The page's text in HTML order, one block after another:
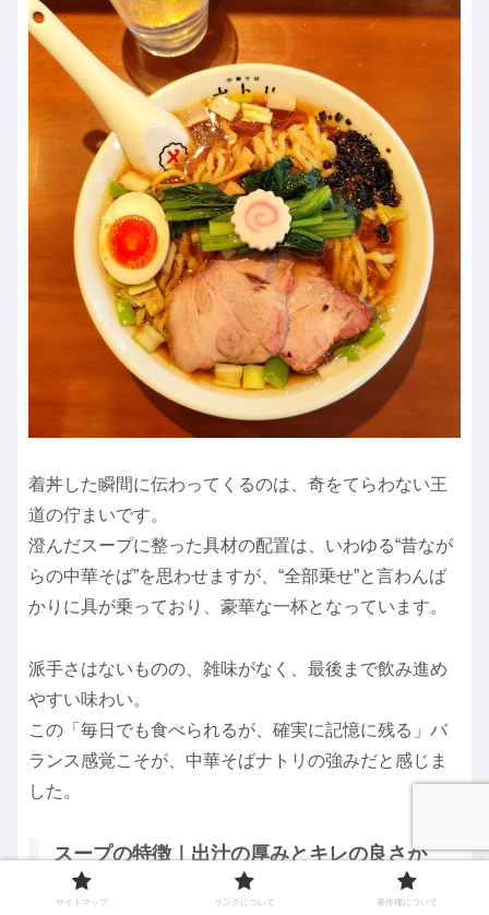
着丼した瞬間に伝わってくるのは、奇をてらわない王
道の佇まいです。
澄んだスープに整った具材の配置は、いわゆる“昔なが
らの中華そば”を思わせますが、“全部乗せ”と言わんば
かりに具が乗っており、豪華な一杯となっています。
派手さはないものの、雑味がなく、最後まで飲み進め
やすい味わい。
この「毎日でも食べられるが、確実に記憶に残る」バ
ランス感覚こそが、中華そばナトリの強みだと感じま
した。
スープの特徴｜出汁の厚みとキレの良さが
両立
サイトマップ リンクについて 著作権について